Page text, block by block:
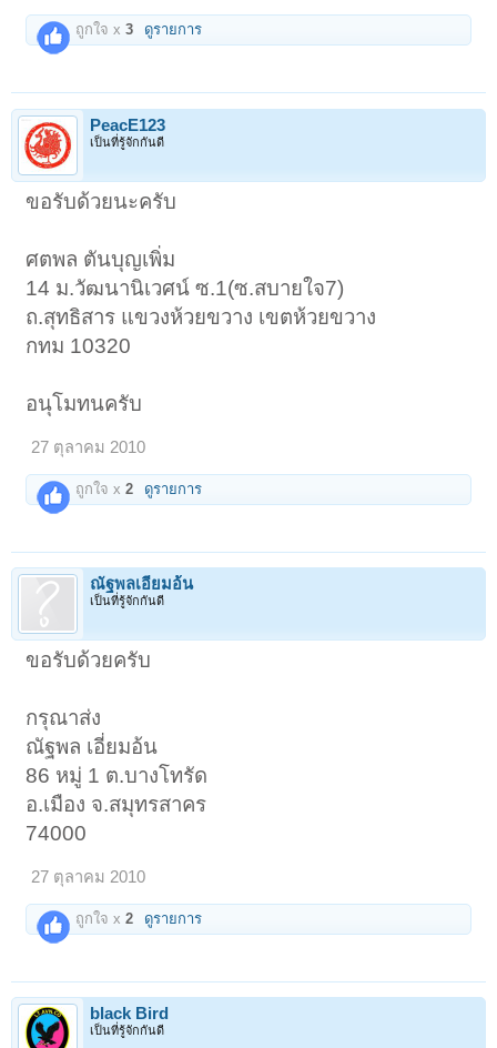
ถูกใจ x3 ดูรายการ
PeacE123
เป็นที่รู้จักกันดี
ขอรับด้วยนะครับ
ศตพล ตันบุญเพิ่ม
14 ม.วัฒนานิเวศน์ ซ.1(ซ.สบายใจ7)
ถ.สุทธิสาร แขวงห้วยขวาง เขตห้วยขวาง
กทม 10320
อนุโมทนครับ
27 ตุลาคม 2010
ถูกใจ x2 ดูรายการ
ณัฐพลเอี่ยมอ้น
เป็นที่รู้จักกันดี
ขอรับด้วยครับ
กรุณาส่ง
ณัฐพล เอี่ยมอ้น
86 หมู่ 1 ต.บางโทรัด
อ.เมือง จ.สมุทรสาคร
74000
27 ตุลาคม 2010
ถูกใจ x2 ดูรายการ
black Bird
เป็นที่รู้จักกันดี